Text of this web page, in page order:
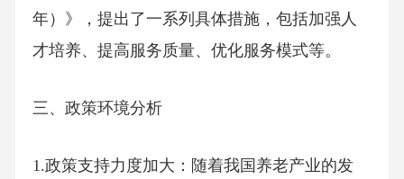
年）》，提出了一系列具体措施，包括加强人
才培养、提高服务质量、优化服务模式等。
三、政策环境分析
1.政策支持力度加大：随着我国养老产业的发